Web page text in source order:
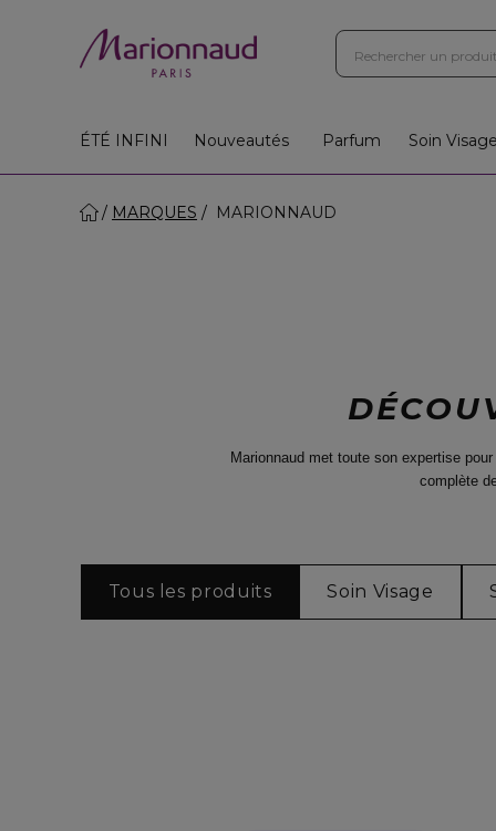
ÉTÉ INFINI Nouveautés Parfum Soin Visage
MARQUES MARIONNAUD
Marionnaud met toute son expertise
complète
Tous les produits Soin Visage